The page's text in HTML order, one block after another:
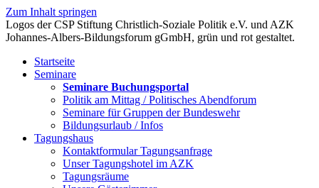
Zum Inhalt springen
Startseite
Seminare
Seminare Buchungsportal
Politik am Mittag / Politisches Abendforum
Seminare für Gruppen der Bundeswehr
Bildungsurlaub / Infos
Tagungshaus
Kontaktformular Tagungsanfrage
Unser Tagungshotel im AZK
Tagungsräume